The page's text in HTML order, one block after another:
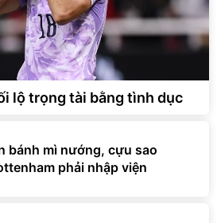
lộ trọng tài bằng tình dục
bánh mì nướng, cựu sao
phải nhập viện